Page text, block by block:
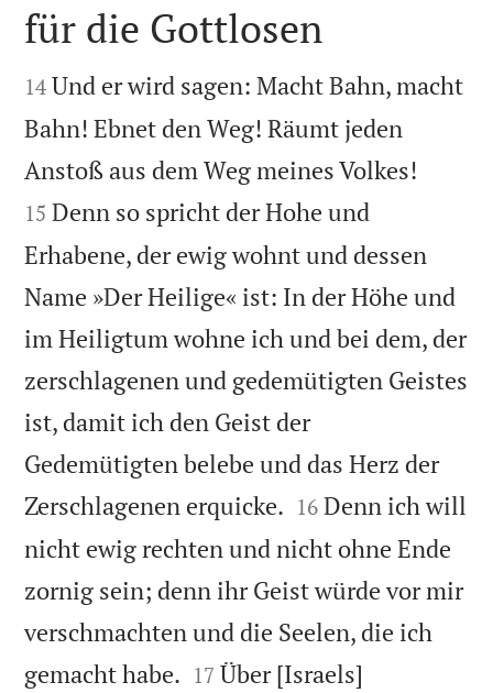

für die Gottlosen

14 Und er wird sagen: Macht Bahn, macht
Bahn! Ebnet den Weg! Räumt jeden
Anstoß aus dem Weg meines Volkes!
15 Denn so spricht der Hohe und
Erhabene, der ewig wohnt und dessen
Name »Der Heilige« ist: In der Höhe und
im Heiligtum wohne ich und bei dem, der
zerschlagenen und gedemütigten Geistes
ist, damit ich den Geist der
Gedemütigten belebe und das Herz der
Zerschlagenen erquicke. 

16 Denn ich will
nicht ewig rechten und nicht ohne Ende
zornig sein; denn ihr Geist würde vor mir
verschmachten und die Seelen, die ich
gemacht habe. 

17 Über [Israels]